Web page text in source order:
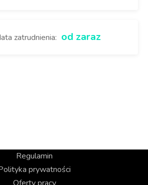
zatrudnienia: od zaraz
Regulamin
prywatności